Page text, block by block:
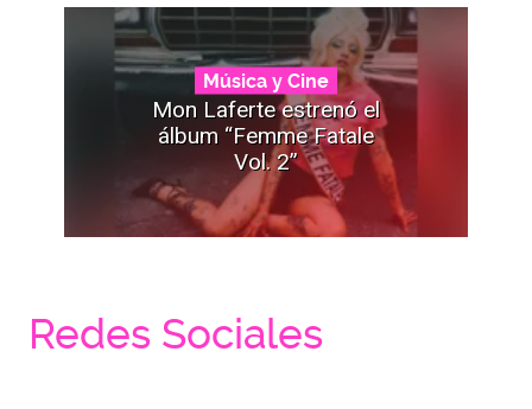
Música y Cine
Mon Laferte estrenó el
álbum “Femme Fatale
Vol. 2”
Redes Sociales